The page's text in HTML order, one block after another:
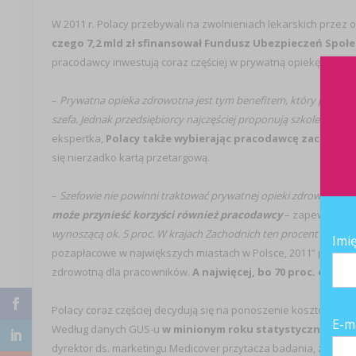
W 2011 r. Polacy przebywali na zwolnieniach lekarskich przez
czego 7,2 mld zł sfinansował Fundusz Ubezpieczeń
pracodawcy inwestują coraz częściej w prywatną opiekę
– Prywatna opieka zdrowotna jest tym benefitem, który
szefa. Jednak przedsiębiorcy najczęściej proponują szkolenia
–
ekspertka, Polacy także wybierając pracodawcę
się nierzadko kartą przetargową.
– Szefowie nie powinni traktować prywatnej opieki zdrowotnej
może przynieść korzyści również pracodawcy– zapewnia
wynoszącą ok. 5 proc. W krajach Zachodnich ten procent waha
pozapłacowe w największych miastach w Polsce, 2011”
zdrowotną dla pracowników. A najwięcej, bo 70 proc.
Polacy coraz częściej decydują się na ponoszenie kosztów
Według danych GUS-u w minionym roku statystyczny Polak
dyrektor ds. marketingu Medicover przytacza badania, z
E-